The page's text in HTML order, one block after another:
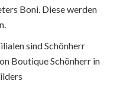
Boni. Diese werden
sind Schönherr
Boutique Schönherr in